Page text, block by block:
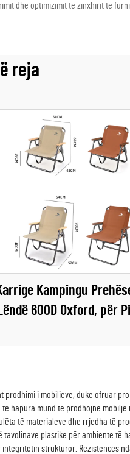
dhe optimizimit të zinxhirit të
reja
Kampingu
Lëndë 600D Oxford, për
i mobilieve, duke ofruar
hapura mund të prodhojnë
të materialeve dhe rrjedha të
plastike për ambiente të
strukturor. Rezistencës